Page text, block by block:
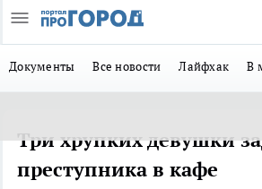
Документы Все новости Лайфхак В
Три хрупких девушки
преступника в кафе